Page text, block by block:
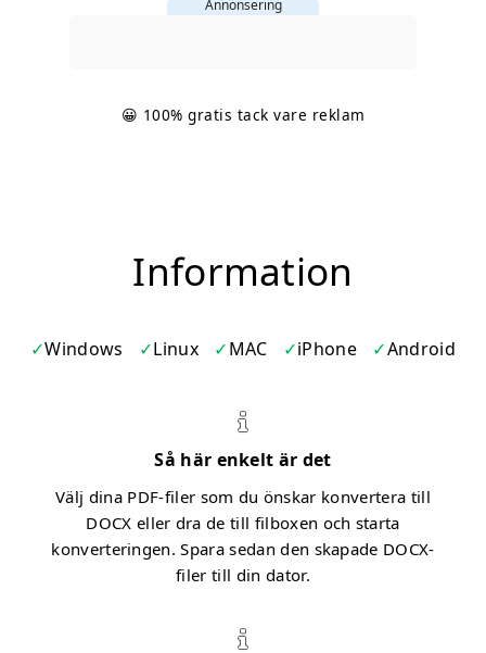
Annonsering
😀 100% gratis tack vare reklam
Information
Windows Linux MAC iPhone Android
Så här enkelt är det
Välj dina PDF-filer som du önskar konvertera till
DOCX eller dra de till filboxen och starta
konverteringen. Spara sedan den skapade DOCX-
filer till din dator.